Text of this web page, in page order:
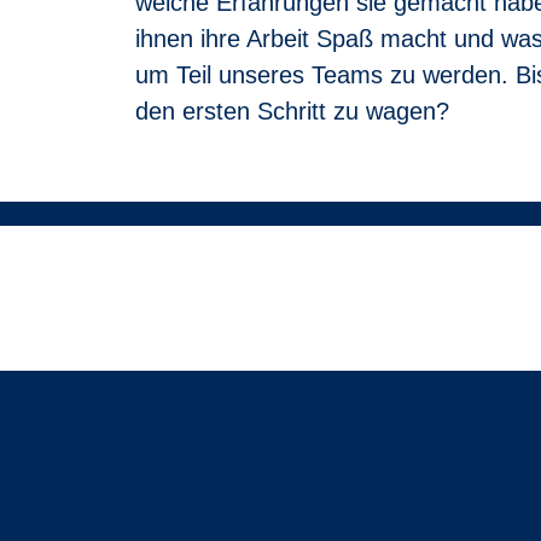
Noch unsicher?
Du musst nicht alle Punkte perfekt erfüllen.
ist ein inklusiver Arbeitgeber. Esist uns
gesundheitlichen Gründen nicht Auto fahren
ihnen ihre Arbeit Spaß macht und
um Teil unseres Teams zu werden.
den ersten Schritt zu wagen?